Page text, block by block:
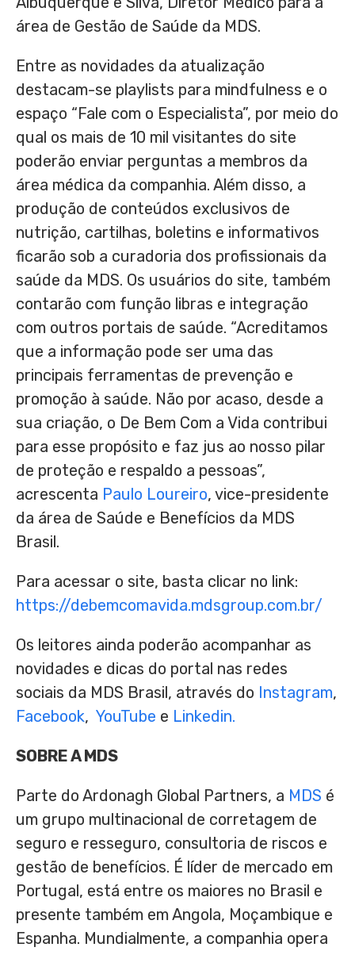
área de Gestão de Saúde da MDS.
Entre as novidades da atualização
destacam-se playlists para mindfulness e o
espaço “Fale com o Especialista”, por meio do
qual os mais de 10 mil visitantes do site
poderão enviar perguntas a membros da
área médica da companhia. Além disso, a
produção de conteúdos exclusivos de
nutrição, cartilhas, boletins e informativos
ficarão sob a curadoria dos profissionais da
saúde da MDS. Os usuários do site, também
contarão com função libras e integração
com outros portais de saúde. “Acreditamos
que a informação pode ser uma das
principais ferramentas de prevenção e
promoção à saúde. Não por acaso, desde a
sua criação, o De Bem Com a Vida contribui
para esse propósito e faz jus ao nosso pilar
de proteção e respaldo a pessoas”,
acrescenta Paulo Loureiro, vice-presidente
da área de Saúde e Benefícios da MDS
Brasil.
Para acessar o site, basta clicar no link:
https://debemcomavida.mdsgroup.com.br/
Os leitores ainda poderão acompanhar as
novidades e dicas do portal nas redes
sociais da MDS Brasil, através do Instagram,
Facebook, YouTube e Linkedin.
SOBRE A MDS
Parte do Ardonagh Global Partners, a MDS é
um grupo multinacional de corretagem de
seguro e resseguro, consultoria de riscos e
gestão de benefícios. É líder de mercado em
Portugal, está entre os maiores no Brasil e
presente também em Angola, Moçambique e
Espanha. Mundialmente, a companhia opera